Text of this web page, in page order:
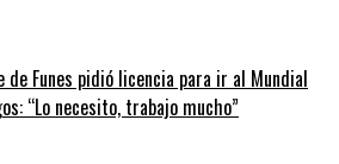
de Funes pidió licencia para ir al Mundial
“Lo necesito, trabajo mucho”